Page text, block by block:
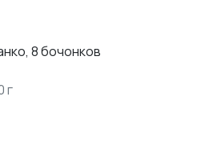
8 бочонков
г